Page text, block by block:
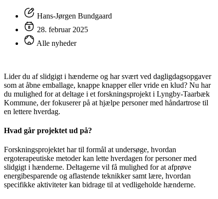
Hans-Jørgen Bundgaard
28. februar 2025
Alle nyheder
Lider du af slidgigt i hænderne og har svært ved dagligdagsopgaver
som at åbne emballage, knappe knapper eller vride en klud? Nu har
du mulighed for at deltage i et forskningsprojekt i Lyngby-Taarbæk
Kommune, der fokuserer på at hjælpe personer med håndartrose til
en lettere hverdag.
Hvad går projektet ud på?
Forskningsprojektet har til formål at undersøge, hvordan
ergoterapeutiske metoder kan lette hverdagen for personer med
slidgigt i hænderne. Deltagerne vil få mulighed for at afprøve
energibesparende og aflastende teknikker samt lære, hvordan
specifikke aktiviteter kan bidrage til at vedligeholde hænderne.